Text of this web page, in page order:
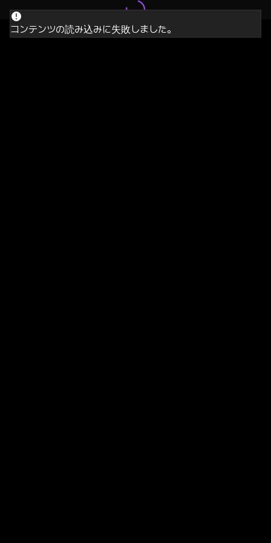
コンテンツの読み込みに失敗しました。